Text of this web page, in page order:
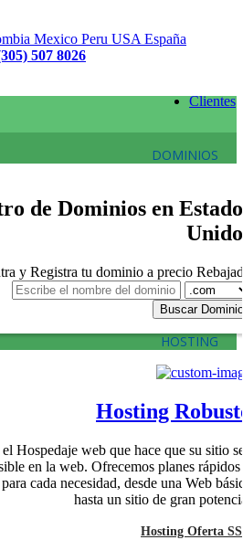
Mexico Peru USA España
507 8026
Clientes
DOMINIOS
de Dominios en
y Registra tu dominio a precio
HOSTING
Hosting
Hospedaje web que hace que su sitio
en la web. Ofrecemos planes
cada necesidad, desde una Web
hasta un sitio de gran
Hosting Oferta